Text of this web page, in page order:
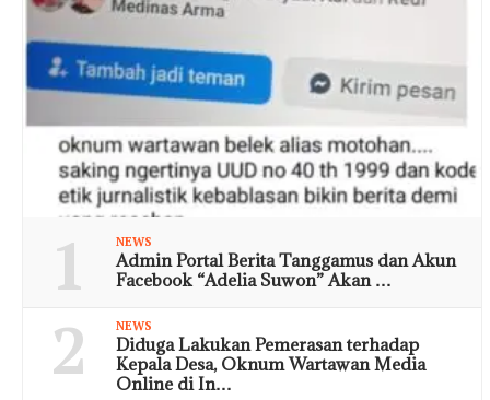
1 NEWS
Admin Portal Berita Tanggamus dan Akun
Facebook “Adelia Suwon” Akan …
2 NEWS
Diduga Lakukan Pemerasan terhadap
Kepala Desa, Oknum Wartawan Media
Online di In…